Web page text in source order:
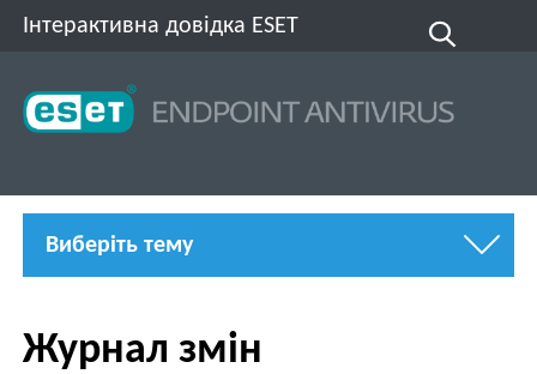
Інтерактивна довідка ESET
Виберіть тему
Журнал змін